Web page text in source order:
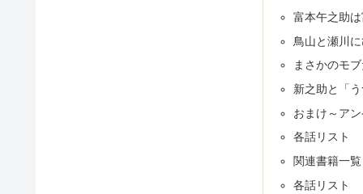
富本午之助
鳥山と瀬川
まさかのモ
新之助と「
おまけ～ア
各話リスト
関連書籍一覧
各話リスト